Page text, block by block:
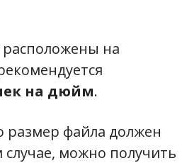
на
на дюйм.
размер файла должен
можно получить